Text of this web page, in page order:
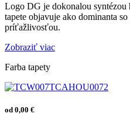
Logo DG je dokonalou syntézou
tapete objavuje ako dominanta
príťažlivosťou.
Zobraziť viac
Farba tapety
od 0,00 €